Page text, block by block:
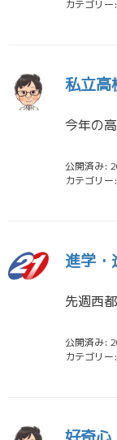
カテゴリー:
私立高
公開済み:
カテゴリー:
進学・
公開済み:
カテゴリー: